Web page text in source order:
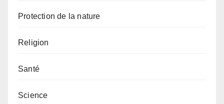
Protection de la nature
Religion
Santé
Science